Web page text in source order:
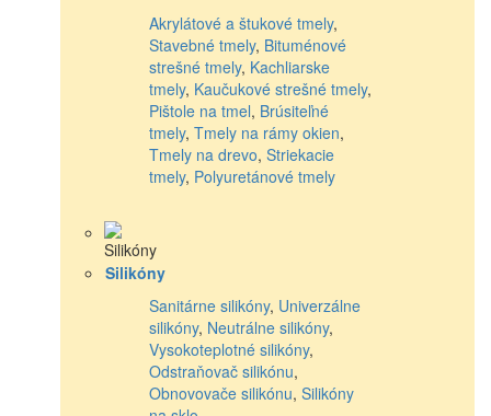
Akrylátové a štukové tmely,
Stavebné tmely, Bituménové
strešné tmely, Kachliarske
tmely, Kaučukové strešné tmely,
Pištole na tmel, Brúsiteľné
tmely, Tmely na rámy okien,
Tmely na drevo, Striekacie
tmely, Polyuretánové tmely
Silikóny
Sanitárne silikóny, Univerzálne
silikóny, Neutrálne silikóny,
Vysokoteplotné silikóny,
Odstraňovač silikónu,
Obnovovače silikónu, Silikóny